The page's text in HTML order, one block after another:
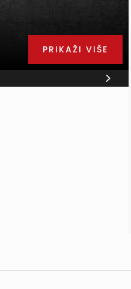
PRIKAŽI VIŠE